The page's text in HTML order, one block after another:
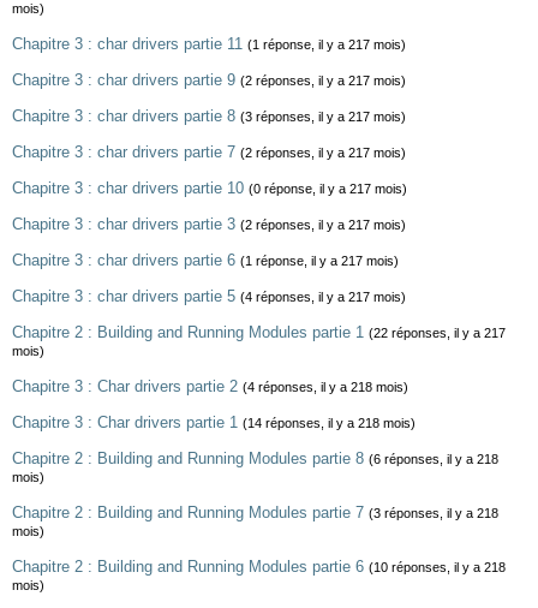
mois)
Chapitre 3 : char drivers partie 11 (1 réponse, il y a 217 mois)
Chapitre 3 : char drivers partie 9 (2 réponses, il y a 217 mois)
Chapitre 3 : char drivers partie 8 (3 réponses, il y a 217 mois)
Chapitre 3 : char drivers partie 7 (2 réponses, il y a 217 mois)
Chapitre 3 : char drivers partie 10 (0 réponse, il y a 217 mois)
Chapitre 3 : char drivers partie 3 (2 réponses, il y a 217 mois)
Chapitre 3 : char drivers partie 6 (1 réponse, il y a 217 mois)
Chapitre 3 : char drivers partie 5 (4 réponses, il y a 217 mois)
Chapitre 2 : Building and Running Modules partie 1 (22 réponses, il y a 217
mois)
Chapitre 3 : Char drivers partie 2 (4 réponses, il y a 218 mois)
Chapitre 3 : Char drivers partie 1 (14 réponses, il y a 218 mois)
Chapitre 2 : Building and Running Modules partie 8 (6 réponses, il y a 218
mois)
Chapitre 2 : Building and Running Modules partie 7 (3 réponses, il y a 218
mois)
Chapitre 2 : Building and Running Modules partie 6 (10 réponses, il y a 218
mois)